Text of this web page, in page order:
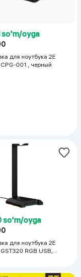
so'm/oyga
для ноутбука 2E
001 , черный
so'm/oyga
для ноутбука 2E
RGB USB,